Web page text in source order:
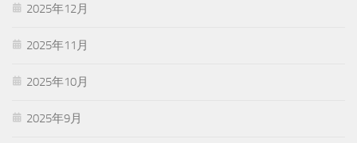
2025年12月
2025年11月
2025年10月
2025年9月